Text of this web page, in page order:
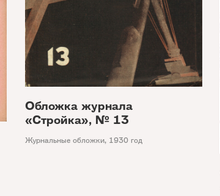
Обложка журнала
«Стройка», № 13
Журнальные обложки, 1930 год